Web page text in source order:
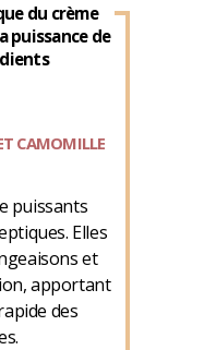
du crème
puissance de
CAMOMILLE
puissants
Elles
et
apportant
des